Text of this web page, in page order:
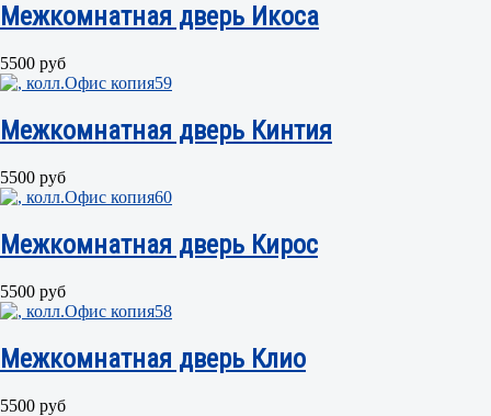
Межкомнатная дверь Икоса
5500 руб
Межкомнатная дверь Кинтия
5500 руб
Межкомнатная дверь Кирос
5500 руб
Межкомнатная дверь Клио
5500 руб